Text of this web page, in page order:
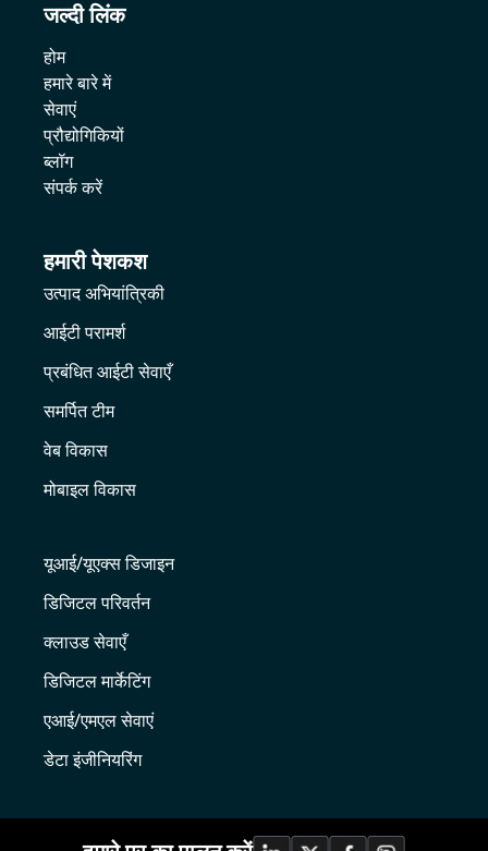
जल्दी लिंक
होम
हमारे बारे में
सेवाएं
प्रौद्योगिकियों
ब्लॉग
संपर्क करें
हमारी पेशकश
उत्पाद अभियांत्रिकी
आईटी परामर्श
प्रबंधित आईटी सेवाएँ
समर्पित टीम
वेब विकास
मोबाइल विकास
यूआई/यूएक्स डिजाइन
डिजिटल परिवर्तन
क्लाउड सेवाएँ
डिजिटल मार्केटिंग
एआई/एमएल सेवाएं
डेटा इंजीनियरिंग